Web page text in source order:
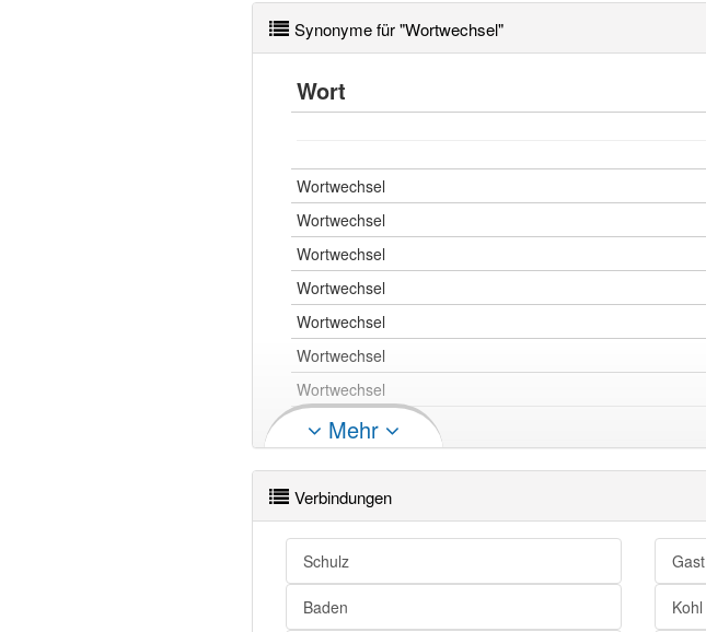
Synonyme für "Wortwechsel"
Wort
Wortwechsel
Wortwechsel
Wortwechsel
Wortwechsel
Wortwechsel
Wortwechsel
Wortwechsel
Wortwechsel
Wortwechsel
Wortwechsel
Mehr
Verbindungen
Schulz Gast
Baden Kohl